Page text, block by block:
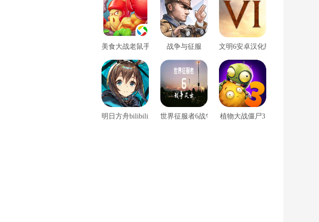
美食大战老鼠手机版 战争与征服 文明6安卓汉化版
明日方舟bilibili服 世界征服者6战争风云植物大战僵尸3